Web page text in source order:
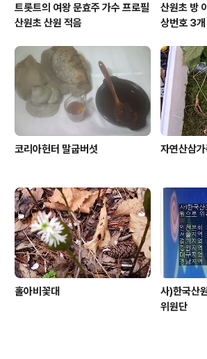
트롯트의 여왕 문효주 가수 프로필
산원초 산원 적음
산원초 방
상번호 3
코리아헌터 말굽버섯 자연산삼
홀아비꽃대
사)한국산
위원단